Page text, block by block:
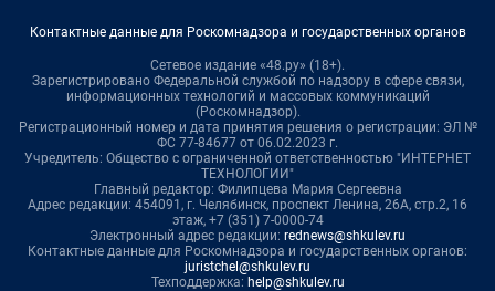
Контактные данные для Роскомнадзора и государственных органов
Сетевое издание «48.ру» (18+).
Зарегистрировано Федеральной службой по надзору в сфере связи,
информационных технологий и массовых коммуникаций
(Роскомнадзор).
Регистрационный номер и дата принятия решения о регистрации: ЭЛ №
ФС 77-84677 от 06.02.2023 г.
Учредитель: Общество с ограниченной ответственностью "ИНТЕРНЕТ
ТЕХНОЛОГИИ"
Главный редактор: Филипцева Мария Сергеевна
Адрес редакции: 454091, г. Челябинск, проспект Ленина, 26А, стр.2, 16
этаж, +7 (351) 7-0000-74
Электронный адрес редакции: rednews@shkulev.ru
Контактные данные для Роскомнадзора и государственных органов:
juristchel@shkulev.ru
Техподдержка: help@shkulev.ru